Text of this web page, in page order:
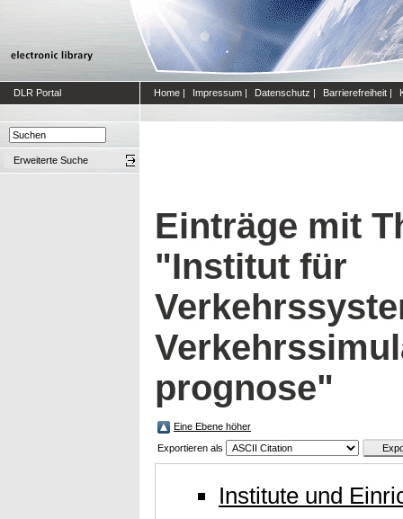
DLR Portal Home | Impressum | Datenschutz | Barrierefreiheit |
Erweiterte Suche
Einträge mit
"Institut für
prognose"
Eine Ebene höher
Exportieren als
Institute und